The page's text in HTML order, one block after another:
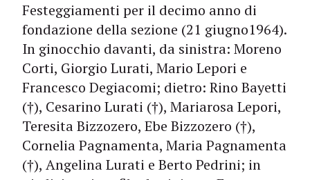
Festeggiamenti per il decimo anno di
fondazione della sezione (21 giugno1964).
In ginocchio davanti, da sinistra: Moreno
Corti, Giorgio Lurati, Mario Lepori e
Francesco Degiacomi; dietro: Rino Bayetti
(†), Cesarino Lurati (†), Mariarosa Lepori,
Teresita Bizzozero, Ebe Bizzozero (†),
Cornelia Pagnamenta, Maria Pagnamenta
(†), Angelina Lurati e Berto Pedrini; in